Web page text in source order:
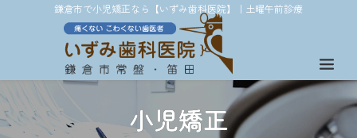
鎌倉市で小児矯正なら【いずみ歯科医院】｜土曜午前診療
小児矯正